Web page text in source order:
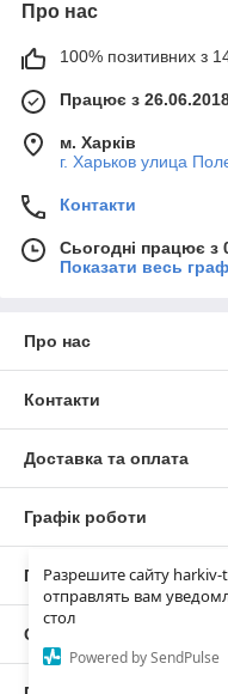
Разрешите сайту
отправлять вам
стол
Powered by SendPulse
Про нас
100% позитивних з 14
Працює з
м. Харків
г. Харьков улица
Контакти
Сьогодні працює з
Показати весь
Про нас
Контакти
Доставка та оплата
Графік роботи
Повна версія сайту
Сайт створено на